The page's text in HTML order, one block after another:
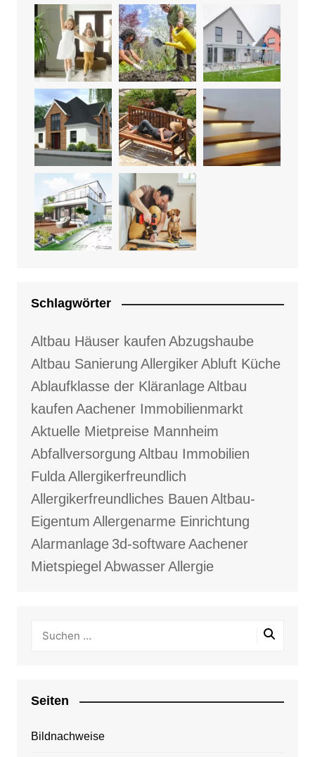
Schlagwörter
Altbau Häuser kaufen Abzugshaube
Altbau Sanierung AllergikerAbluft Küche
Ablaufklasse der KläranlageAltbau
kaufen Aachener Immobilienmarkt
Aktuelle Mietpreise Mannheim
Abfallversorgung Altbau Immobilien
FuldaAllergikerfreundlich
Allergikerfreundliches Bauen Altbau-
Eigentum Allergenarme Einrichtung
Alarmanlage 3d-softwareAachener
Mietspiegel AbwasserAllergie
Seiten
Bildnachweise